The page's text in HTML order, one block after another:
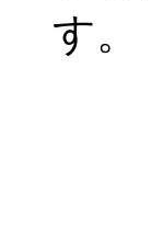
す。